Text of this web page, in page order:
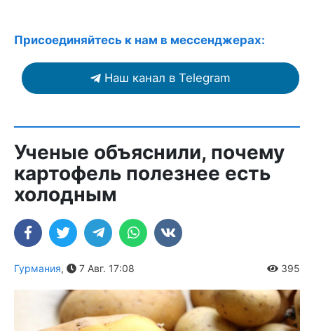
Присоединяйтесь к нам в мессенджерах:
Наш канал в Telegram
Ученые объяснили, почему
картофель полезнее есть
холодным
Гурмания, 7 Авг. 17:08 395